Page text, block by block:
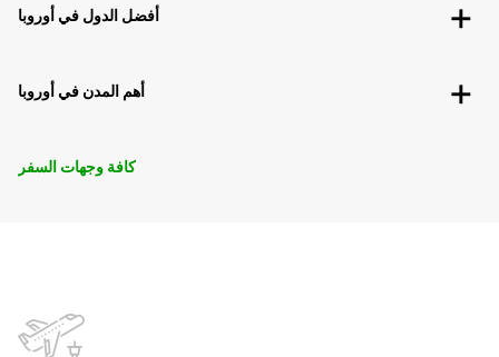
أفضل الدول في أوروبا
أهم المدن في أوروبا
كافة وجهات السفر